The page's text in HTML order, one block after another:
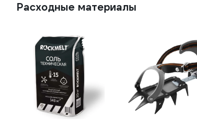
Расходные материалы